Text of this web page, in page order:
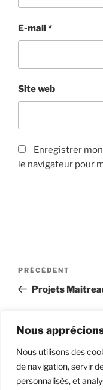
Nous
Nous utilisons des
de navigation, servir
personnalisés, et
E-mail*
Site web
Enregistrer
le navigateur pour
Navigation
l’article
Article
précédent
PRÉCÉDENT
Projets
Facebook
Instagram
LinkedIn